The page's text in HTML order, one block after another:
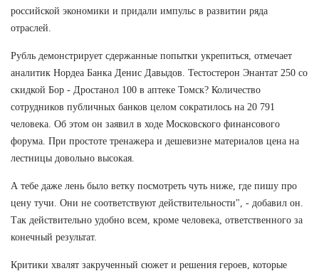
российской экономики и придали импульс в развитии ряда
отраслей.
Рубль демонстрирует сдержанные попытки укрепиться, отмечает
аналитик Нордеа Банка Денис Давыдов. Тестостерон Энантат 250 со
скидкой Бор - Дростанол 100 в аптеке Томск? Количество
сотрудников публичных банков целом сократилось на 20 791
человека. Об этом он заявил в ходе Московского финансового
форума. При простоте тренажера и дешевизне материалов цена на
лестницы довольно высокая.
А тебе даже лень было ветку посмотреть чуть ниже, где пишу про
цену тучи. Они не соответствуют действительности", - добавил он.
Так действительно удобно всем, кроме человека, ответственного за
конечный результат.
Критики хвалят закрученный сюжет и решения героев, которые